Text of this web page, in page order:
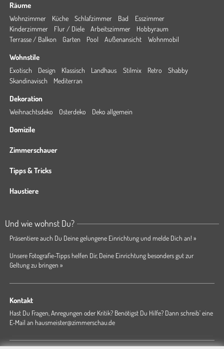
Räume
Wohnzimmer Küche Schlafzimmer Bad
Esszimmer
Kinderzimmer
Flur / Diele Arbeitszimmer
Hobbyraum
Terrasse / Balkon
Garten Pool Außenansicht Wohnmobil
Wohnstile
Exotisch Design Klassisch Landhaus Stilmix Retro
Shabby
Skandinavisch
Mediterran
Dekoration
Weihnachtsdeko Osterdeko Deko allgemein
Domizile
Zimmerschauer
Tipps & Tricks
Haustiere
Und wie wohnst Du?
Präsentiere auch Du Deine gelungene Einrichtung und melde Dich an! »
Unsere Fotografie-Tipps helfen Dir, Deine Einrichtung besonders gut zur
Geltung zu bringen »
Kontakt
Hast Du Fragen, Anregungen oder Kritik? Benötigst Du Hilfe? Dann schreib' eine
E-Mail an hausmeister@zimmerschau.de